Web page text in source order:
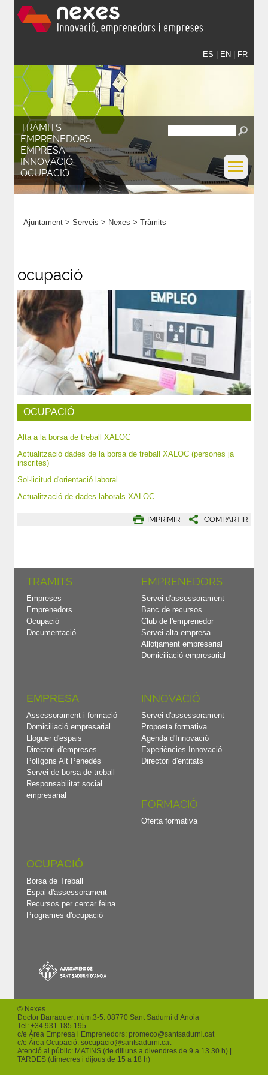
ES EN FR
TRÀMITS
EMPRENEDORS
EMPRESA
INNOVACIÓ
OCUPACIÓ
Ajuntament > Serveis > Nexes > Tràmits
ocupació
OCUPACIÓ
Alta a la borsa de treball XALOC
Actualització dades de la borsa de treball XALOC (persones ja
inscrites)
Sol·licitud d'orientació laboral
Actualització de dades laborals XALOC
IMPRIMIR COMPARTIR
TRAMITS
Empreses
Emprenedors
Ocupació
Documentació
EMPRENEDORS
Servei d'assessorament
Banc de recursos
Club de l'emprenedor
Servei alta empresa
Allotjament empresarial
Domiciliació empresarial
EMPRESA
Assessorament i formació
Domiciliació empresarial
Lloguer d'espais
Directori d'empreses
Polígons Alt Penedès
Servei de borsa de treball
Responsabilitat social
empresarial
INNOVACIÓ
Servei d'assessorament
Proposta formativa
Agenda d'Innovació
Experiències Innovació
Directori d'entitats
FORMACIÓ
Oferta formativa
OCUPACIÓ
Borsa de Treball
Espai d'assessorament
Recursos per cercar feina
Programes d'ocupació
© Nexes
Doctor Barraquer, núm.3-5. 08770 Sant Sadurní d’Anoia
Tel: +34 931 185 195
c/e Àrea Empresa i Emprenedors: promeco@santsadurni.cat
c/e Àrea Ocupació: socupacio@santsadurni.cat
Atenció al públic: MATINS (de dilluns a divendres de 9 a 13.30 h) |
TARDES (dimecres i dijous de 15 a 18 h)